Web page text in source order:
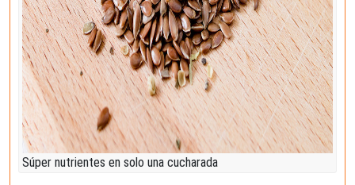
Súper nutrientes en solo una cucharada